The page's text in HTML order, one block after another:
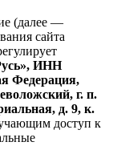
(далее —
сайта
ИНН
Федерация,
г. п.
д. 9, к.
доступ к